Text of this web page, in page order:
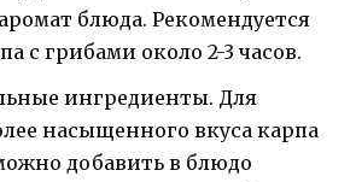
блюда. Рекомендуется
с грибами около 2-3 часов.
ингредиенты. Для
насыщенного вкуса карпа
добавить в блюдо